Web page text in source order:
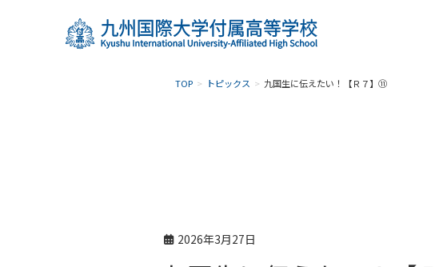
TOP トピックス 九国生に伝えたい！【Ｒ７】⑪
2026年3月27日